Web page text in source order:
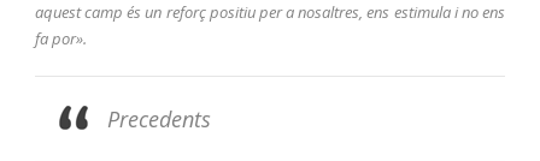
aquest camp és un reforç positiu per a nosaltres, ens estimula i no ens
fa por».
Precedents